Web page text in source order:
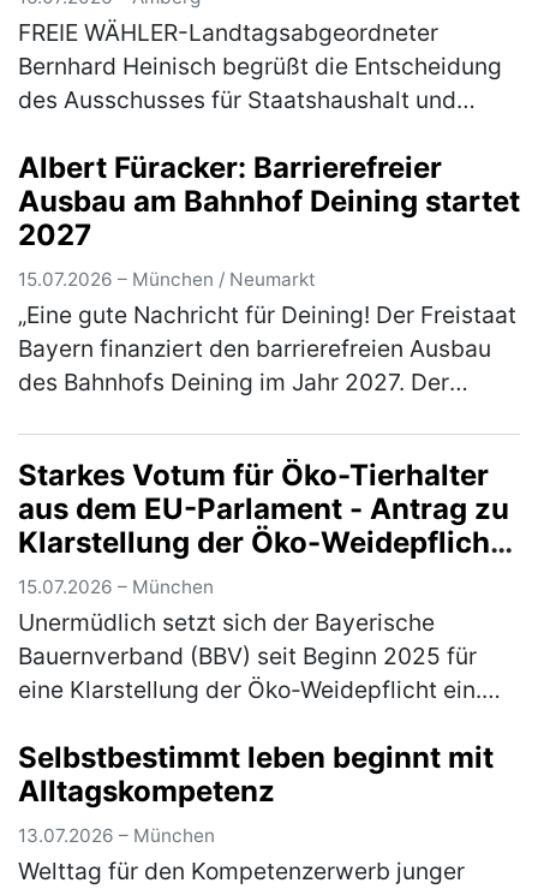
Sanierungsmaßnahmen
FREIE WÄHLER-Landtagsabgeordneter
Bernhard Heinisch begrüßt die Entscheidung
des Ausschusses für Staatshaushalt und
3. Nachtrag für die baulichen Brandschutz…
(mehr)
Albert Füracker: Barrierefreier
Ausbau am Bahnhof Deining startet
2027
15.07.2026 – München / Neumarkt
„Eine gute Nachricht für Deining! Der Freistaat
Bayern finanziert den barrierefreien Ausbau
des Bahnhofs Deining im Jahr 2027. Der
Starkes Votum für Öko-Tierhalter
aus dem EU-Parlament - Antrag zu
Klarstellung der Öko-Weidepflicht
angenommen
15.07.2026 – München
Unermüdlich setzt sich der Bayerische
Bauernverband (BBV) seit Beginn 2025 für
eine Klarstellung der Öko-Weidepflicht ein.
errungen werden: Einen entsprechen… (mehr)
Selbstbestimmt leben beginnt mit
Alltagskompetenz
13.07.2026 – München
Welttag für den Kompetenzerwerb junger